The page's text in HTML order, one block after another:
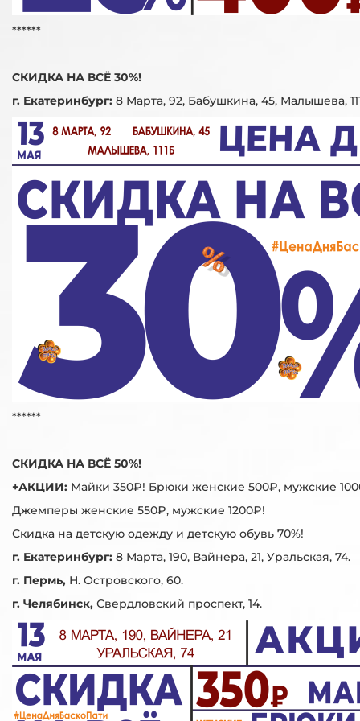
******
СКИДКА НА ВСЁ 30%!
г. Екатеринбург: 8 Марта, 92, Бабушкина, 45, Малышева,
******
СКИДКА НА ВСЁ 50%!
+АКЦИИ: Майки 350₽! Брюки женские 500₽, мужские
Джемперы женские 550₽, мужские 1200₽!
Скидка на детскую одежду и детскую обувь 70%!
г. Екатеринбург: 8 Марта, 190, Вайнера, 21, Уральская, 74.
г. Пермь, Н. Островского, 60.
г. Челябинск, Свердловский проспект, 14.